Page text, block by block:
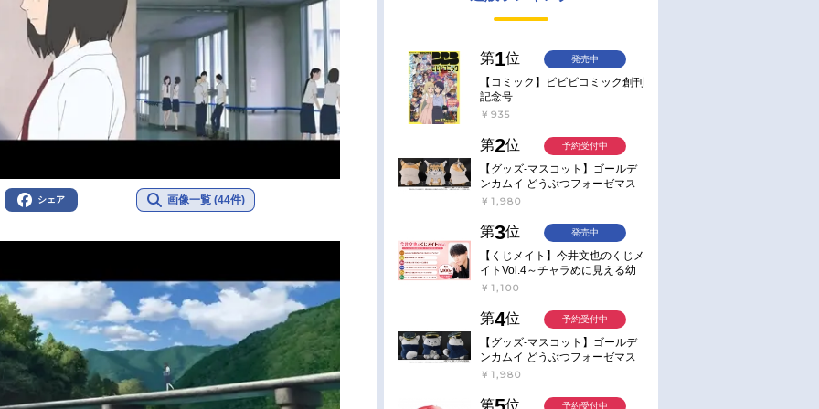
シェア 画像一覧 (44件)
第1位
【コミック】ビビビコミック創刊
記念号
￥935
発売中
第2位
【グッズ-マスコット】ゴールデ
ンカムイ どうぶつフォーゼマス
コット 4.尾形百之助【再販】
￥1,980
予約受付中
第3位
【くじメイト】今井文也のくじメ
イトVol.4～チャラめに見える幼
馴染、実は一途で独占欲が強いん
￥1,100
発売中
第4位
【グッズ-マスコット】ゴールデ
ンカムイ どうぶつフォーゼマス
コット 5.月島軍曹【再販】
￥1,980
予約受付中
第 位 予約受付中